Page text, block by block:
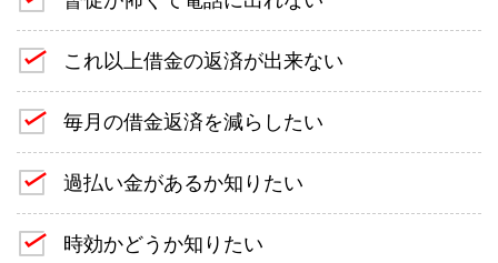
これ以上借金の返済が出来ない
毎月の借金返済を減らしたい
過払い金があるか知りたい
時効かどうか知りたい